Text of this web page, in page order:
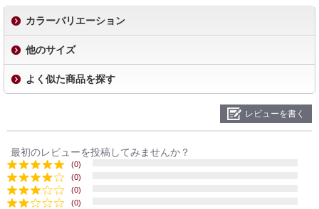
カラーバリエーション
他のサイズ
よく似た商品を探す
レビューを書く
最初のレビューを投稿してみませんか？
(0)
(0)
(0)
(0)